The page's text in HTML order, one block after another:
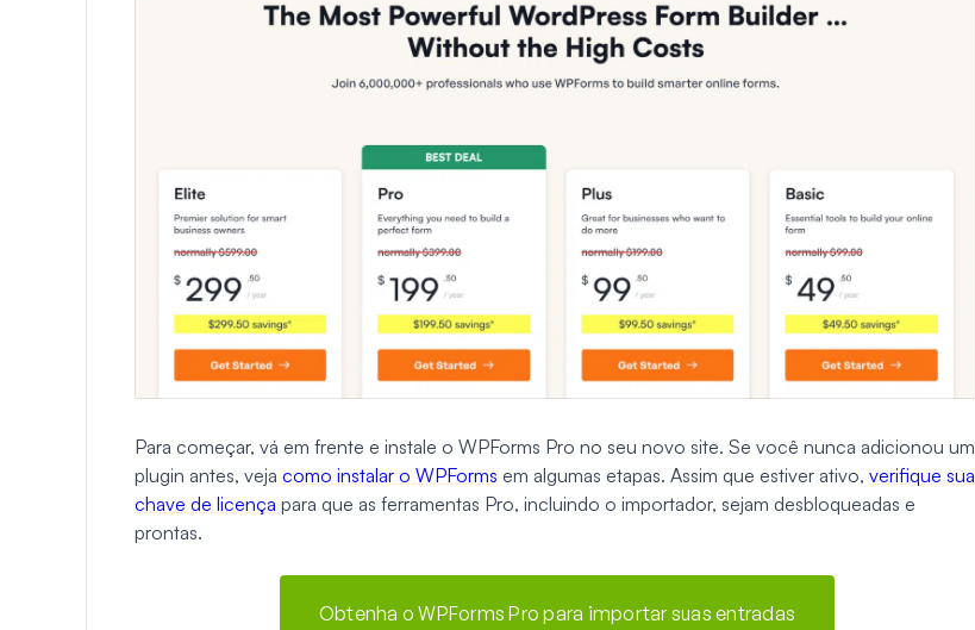
Para começar, vá em frente e instale o WPForms Pro no seu novo site. Se você nunca adicionou um
plugin antes, veja como instalar o WPForms em algumas etapas. Assim que estiver ativo, verifique sua
chave de licença para que as ferramentas Pro, incluindo o importador, sejam desbloqueadas e
prontas.
Obtenha o WPForms Pro para importar suas entradas